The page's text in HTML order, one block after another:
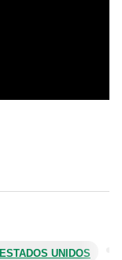
ESTADOS UNIDOS